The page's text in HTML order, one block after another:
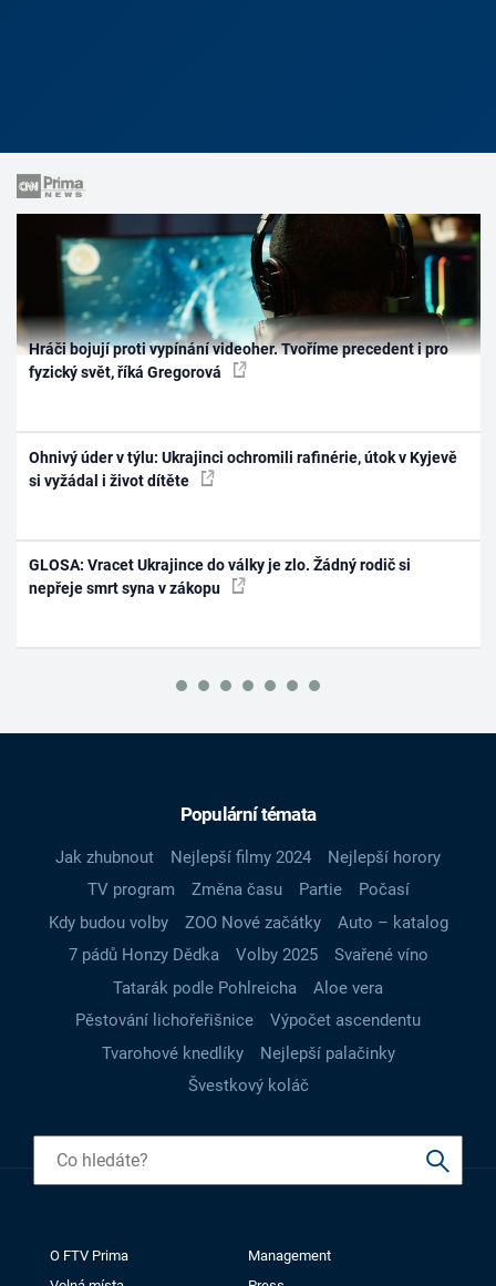
Hráči bojují proti vypínání videoher. Tvoříme precedent i pro
fyzický svět, říká Gregorová
Ohnivý úder v týlu: Ukrajinci ochromili rafinérie, útok v Kyjevě
si vyžádal i život dítěte
GLOSA: Vracet Ukrajince do války je zlo. Žádný rodič si
nepřeje smrt syna v zákopu
Populární témata
Jak zhubnout Nejlepší filmy 2024
Nejlepší horory
TV program
Změna času Partie
Počasí
Kdy budou volby
ZOO Nové začátky
Auto – katalog
7 pádů Honzy Dědka
Volby 2025
Svařené víno
Tatarák podle Pohlreicha
Aloe vera
Pěstování lichořeřišnice
Výpočet ascendentu
Tvarohové knedlíky
Nejlepší palačinky
Švestkový koláč
O FTV Prima
Management